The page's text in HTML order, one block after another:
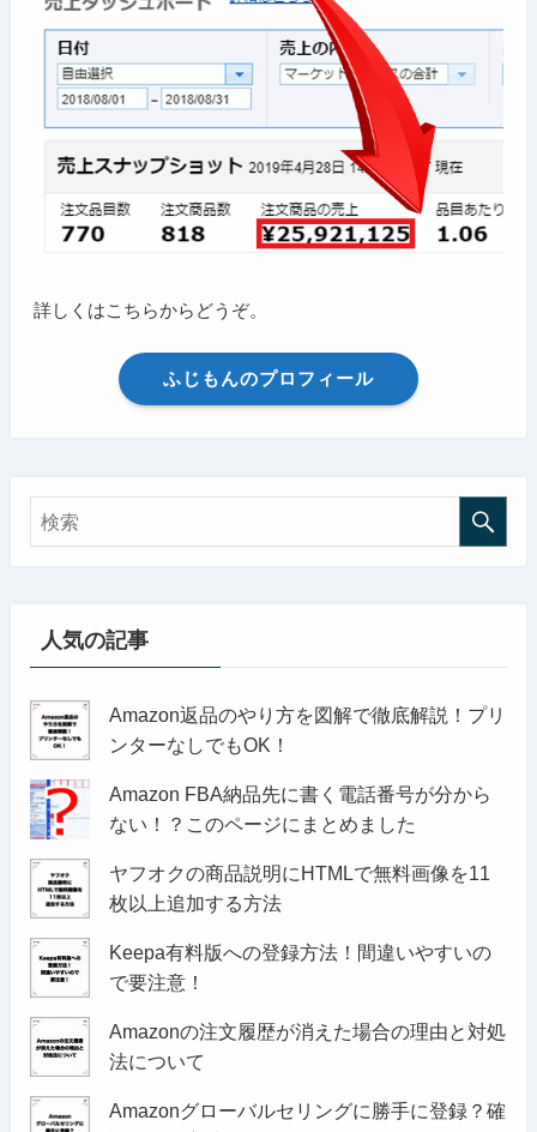
詳しくはこちらからどうぞ。
ふじもんのプロフィール
人気の記事
Amazon返品のやり方を図解で徹底解説！プリ
ンターなしでもOK！
Amazon FBA納品先に書く電話番号が分から
ない！？このページにまとめました
ヤフオクの商品説明にHTMLで無料画像を11
枚以上追加する方法
Keepa有料版への登録方法！間違いやすいの
で要注意！
Amazonの注文履歴が消えた場合の理由と対処
法について
Amazonグローバルセリングに勝手に登録？確